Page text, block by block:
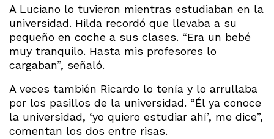
A Luciano lo tuvieron mientras estudiaban en la
universidad. Hilda recordó que llevaba a su
pequeño en coche a sus clases. “Era un bebé
muy tranquilo. Hasta mis profesores lo
cargaban”, señaló.
A veces también Ricardo lo tenía y lo arrullaba
por los pasillos de la universidad. “Él ya conoce
la universidad, ‘yo quiero estudiar ahí’, me dice”,
comentan los dos entre risas.